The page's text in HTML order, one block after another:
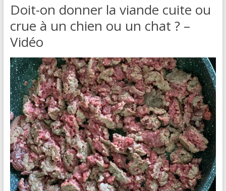
Doit-on donner la viande cuite ou
crue à un chien ou un chat ? –
Vidéo